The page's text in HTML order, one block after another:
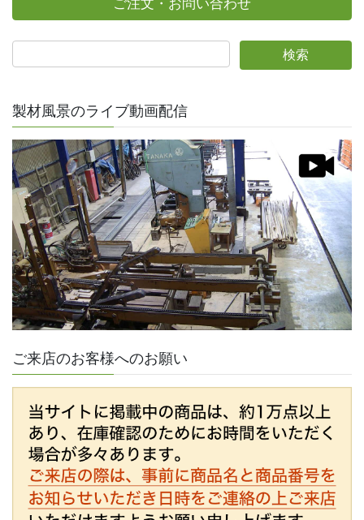
ご注文・お問い合わせ
製材風景のライブ動画配信
ご来店のお客様へのお願い